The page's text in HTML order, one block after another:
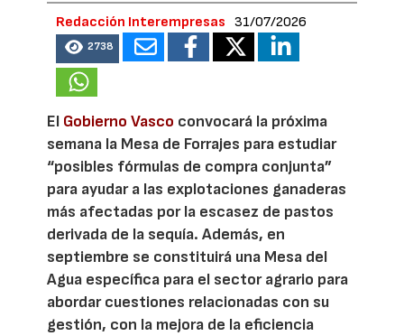
Redacción Interempresas 31/07/2026
2738
El Gobierno Vasco convocará la próxima
semana la Mesa de Forrajes para estudiar
“posibles fórmulas de compra conjunta”
para ayudar a las explotaciones ganaderas
más afectadas por la escasez de pastos
derivada de la sequía. Además, en
septiembre se constituirá una Mesa del
Agua específica para el sector agrario para
abordar cuestiones relacionadas con su
gestión, con la mejora de la eficiencia